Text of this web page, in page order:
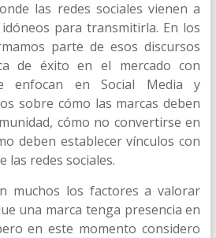
las redes sociales vienen a
para transmitirla. En los
parte de esos discursos
de éxito en el mercado con
enfocan en Social Media y
sobre cómo las marcas deben
cómo no convertirse en
deben establecer vínculos con
las redes sociales.
muchos los factores a valorar
una marca tenga presencia en
en este momento considero